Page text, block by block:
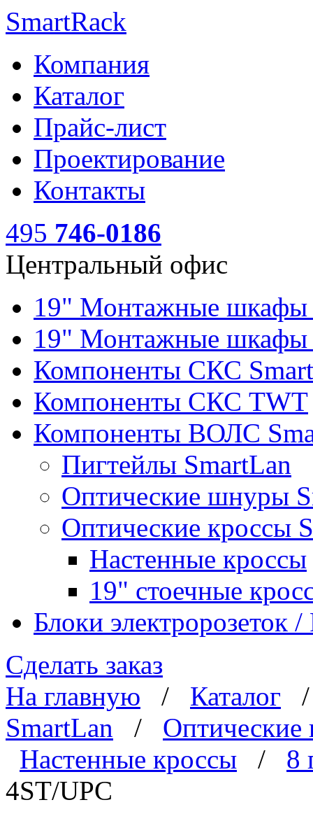
SmartRack
Компания
Каталог
Прайс-лист
Проектирование
Контакты
495 746-0186
Центральный офис
19" Монтажные
19" Монтажные шкафы
Компоненты СКС
Компоненты СКС TWT
Компоненты ВОЛС
Пигтейлы SmartLan
Оптические шнуры
Оптические кроссы
Настенные кроссы
19" стоечные
Блоки электророзеток
Сделать заказ
На главную / Каталог
SmartLan / Оптические
Настенные кроссы / 8
4ST/UPC